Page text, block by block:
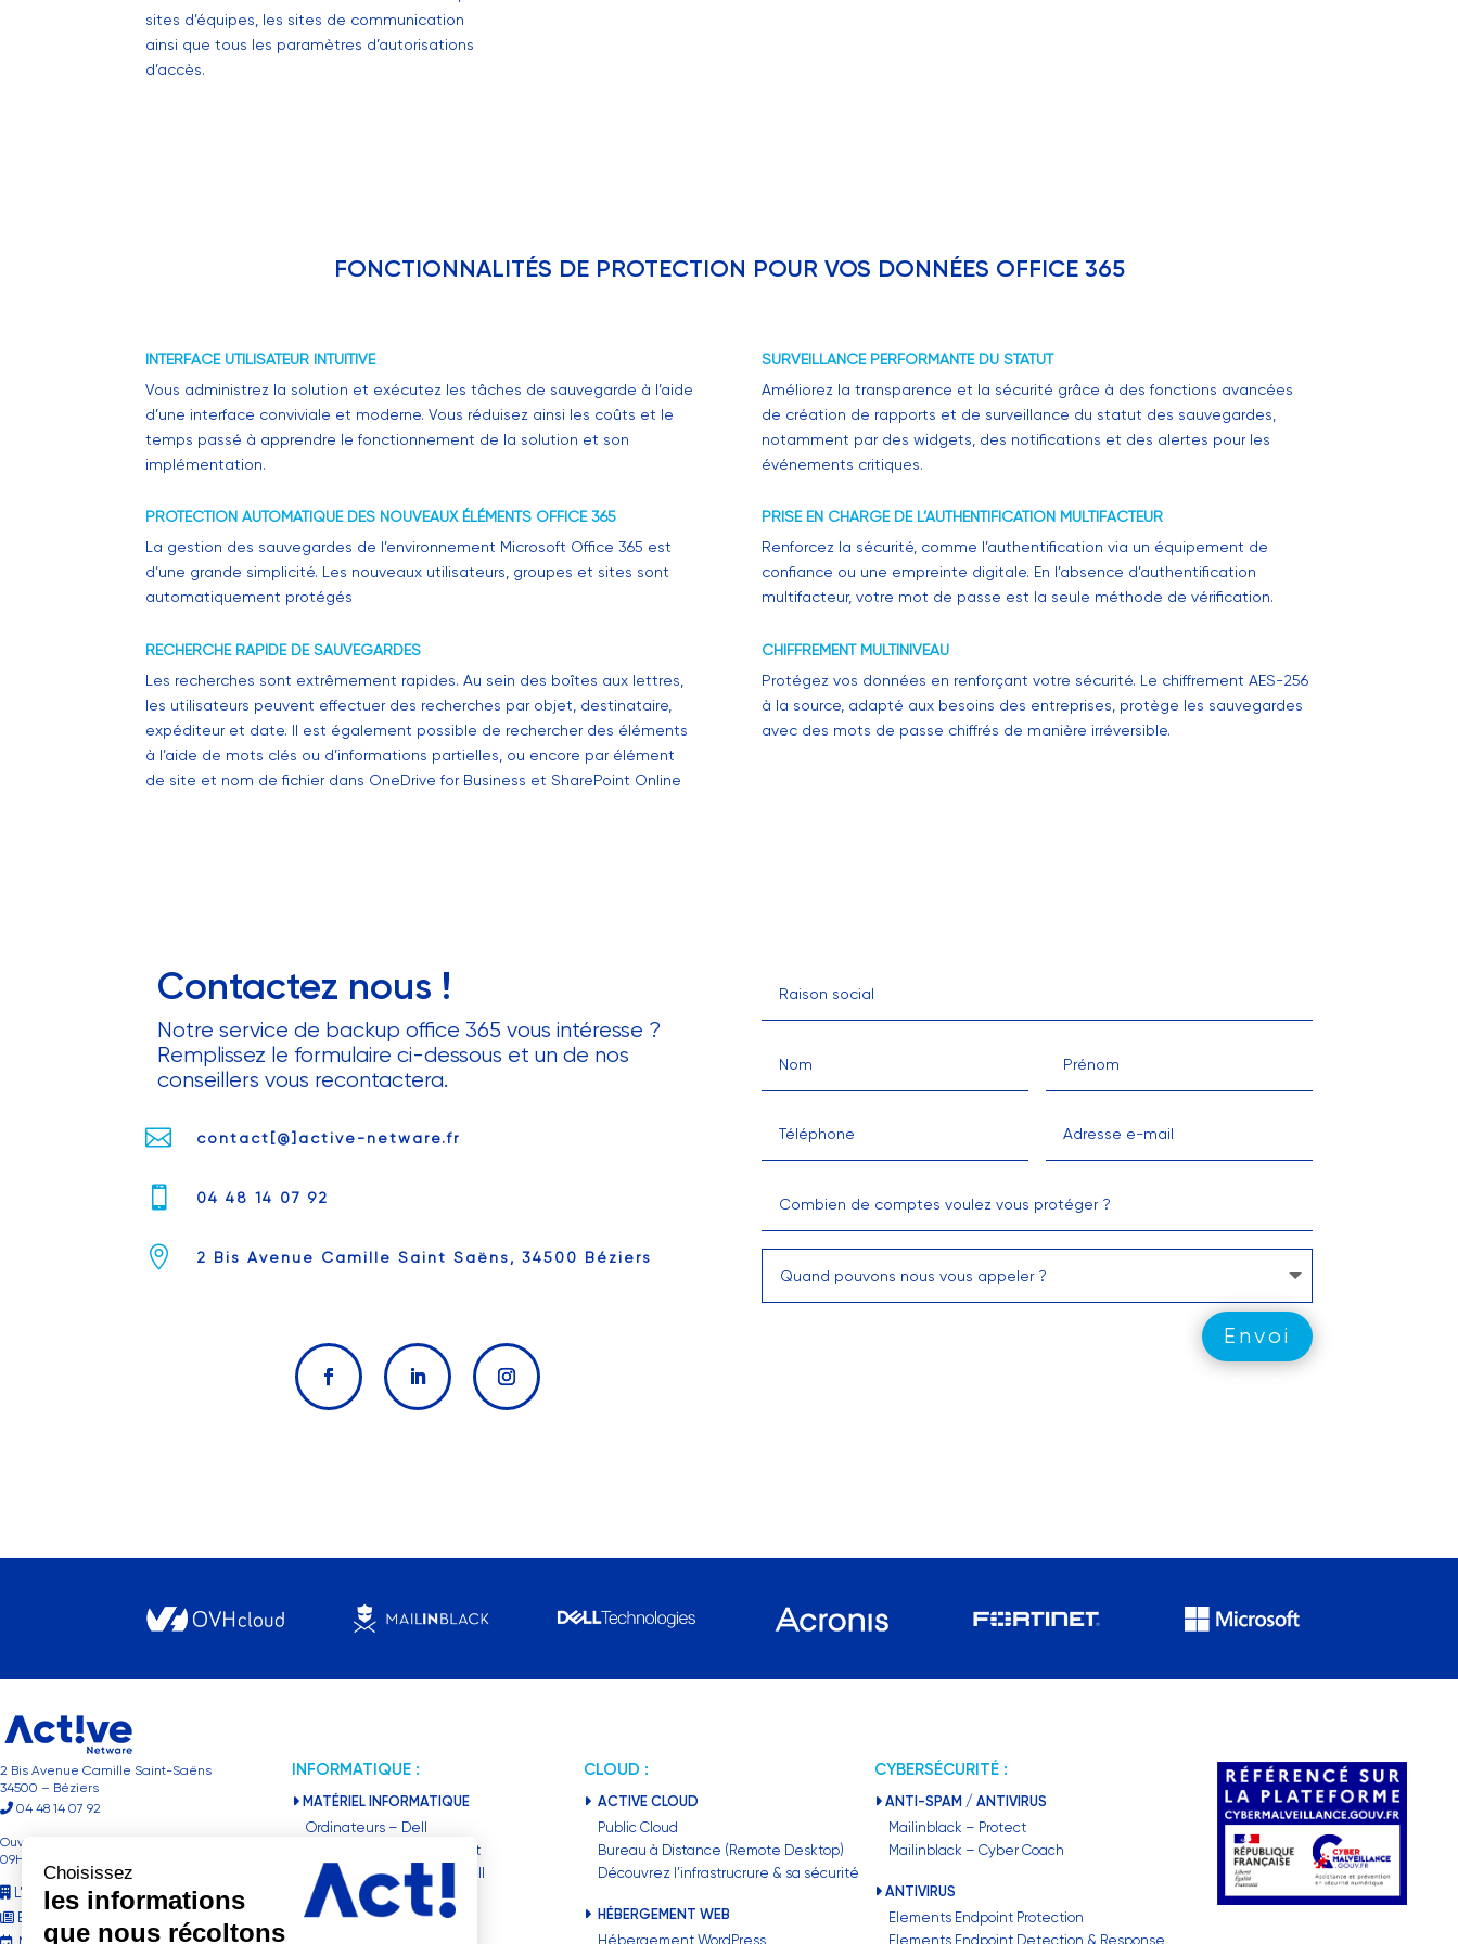
sites d’équipes, les sites de communication
ainsi que tous les paramètres d’autorisations
d’accès.
FONCTIONNALITÉS DE PROTECTION POUR VOS DONNÉES OFFICE 365
INTERFACE UTILISATEUR INTUITIVE
Vous administrez la solution et exécutez les tâches de sauvegarde à l’aide
d’une interface conviviale et moderne. Vous réduisez ainsi les coûts et le
temps passé à apprendre le fonctionnement de la solution et son
implémentation.
PROTECTION AUTOMATIQUE DES NOUVEAUX ÉLÉMENTS OFFICE 365
La gestion des sauvegardes de l’environnement Microsoft Office 365 est
d’une grande simplicité. Les nouveaux utilisateurs, groupes et sites sont
automatiquement protégés
RECHERCHE RAPIDE DE SAUVEGARDES
Les recherches sont extrêmement rapides. Au sein des boîtes aux lettres,
les utilisateurs peuvent effectuer des recherches par objet, destinataire,
expéditeur et date. Il est également possible de rechercher des éléments
à l’aide de mots clés ou d’informations partielles, ou encore par élément
de site et nom de fichier dans OneDrive for Business et SharePoint Online
SURVEILLANCE PERFORMANTE DU STATUT
Améliorez la transparence et la sécurité grâce à des fonctions avancées
de création de rapports et de surveillance du statut des sauvegardes,
notamment par des widgets, des notifications et des alertes pour les
événements critiques.
PRISE EN CHARGE DE L’AUTHENTIFICATION MULTIFACTEUR
Renforcez la sécurité, comme l’authentification via un équipement de
confiance ou une empreinte digitale. En l’absence d’authentification
multifacteur, votre mot de passe est la seule méthode de vérification.
CHIFFREMENT MULTINIVEAU
Protégez vos données en renforçant votre sécurité. Le chiffrement AES-256
à la source, adapté aux besoins des entreprises, protège les sauvegardes
avec des mots de passe chiffrés de manière irréversible.
Contactez nous !
Notre service de backup office 365 vous intéresse ?
Remplissez le formulaire ci-dessous et un de nos
conseillers vous recontactera.
 contact[@]active-netware.fr
 04 48 14 07 92
 2 Bis Avenue Camille Saint Saëns, 34500 Béziers
Envoi
2 Bis Avenue Camille Saint-Saëns
34500 – Béziers
04 48 14 07 92
Ouvert du Lundi au Vendredi de
09H00 à 18H00
L’entreprise
Blog
INFORMATIQUE :
MATÉRIEL INFORMATIQUE
Ordinateurs – Dell
Surface Pro 2en1- Microsoft
Serveurs Entreprises – Dell
Nas – Synology
CLOUD :
ACTIVE CLOUD
Public Cloud
Bureau à Distance (Remote Desktop)
Découvrez l’infrastrucrure & sa sécurité
HÉBERGEMENT WEB
Hébergement WordPress
CYBERSÉCURITÉ :
ANTI-SPAM / ANTIVIRUS
Mailinblack – Protect
Mailinblack – Cyber Coach
ANTIVIRUS
Elements Endpoint Protection
Elements Endpoint Detection & Response
Choisissez
les informations
que nous récoltons